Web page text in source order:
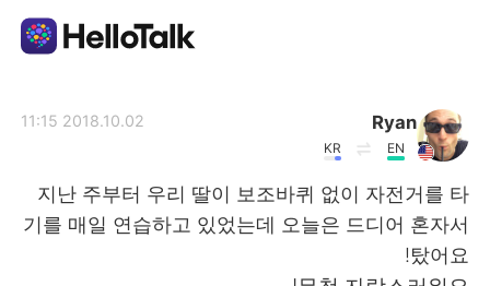
العربية
Ryan
EN
KR
2018.10.02 11:15
지난 주부터 우리 딸이 보조바퀴 없이 자전거를 타
기를 매일 연습하고 있었는데 오늘은 드디어 혼자서
탔어요!